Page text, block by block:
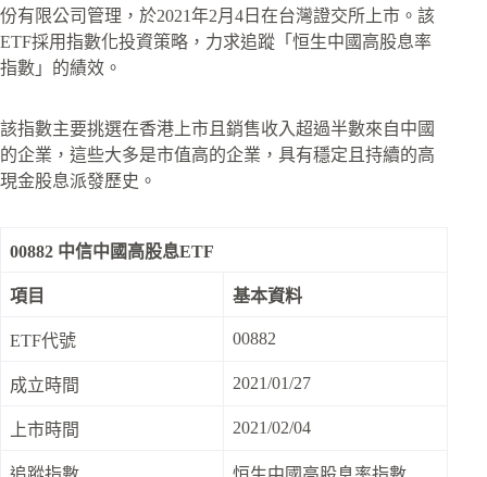
份有限公司管理，於2021年2月4日在台灣證交所上市。該
ETF採用指數化投資策略，力求追蹤「恒生中國高股息率
指數」的績效。
該指數主要挑選在香港上市且銷售收入超過半數來自中國
的企業，這些大多是市值高的企業，具有穩定且持續的高
現金股息派發歷史。
00882 中信中國高股息ETF
項目 基本資料
ETF代號 00882
成立時間 2021/01/27
上市時間 2021/02/04